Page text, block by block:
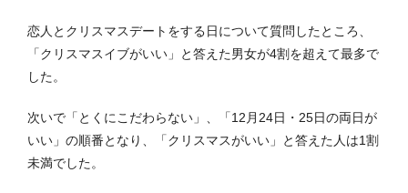
恋人とクリスマスデートをする日について質問したところ、
「クリスマスイブがいい」と答えた男女が4割を超えて最多で
した。
次いで「とくにこだわらない」、「12月24日・25日の両日が
いい」の順番となり、「クリスマスがいい」と答えた人は1割
未満でした。